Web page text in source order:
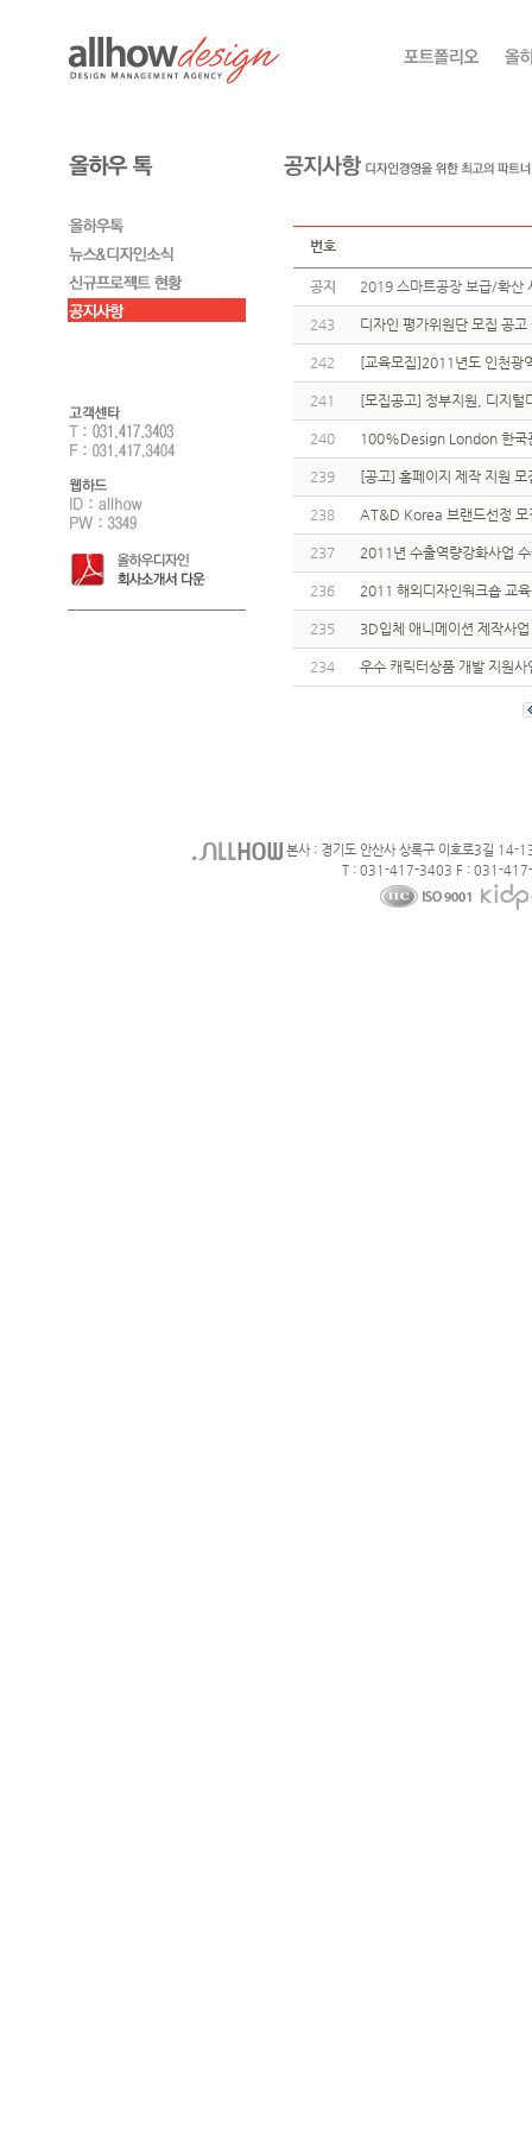
번호
공지 2019 스마트공장 보급/확
243 디자인 평가위원단 모집 공
242 [교육모집]2011년도 인천광
241 [모집공고] 정부지원, 디지
240 100%Design London 한국
239 [공고] 홈페이지 제작 지원
238 AT&D Korea 브랜드선정 모
237 2011년 수출역량강화사업
236 2011 해외디자인워크숍 교
235 3D입체 애니메이션 제작사
234 우수 캐릭터상품 개발 지원
본사 : 경기도 안산사 상록구 이호로3길 14-
T : 031-417-3403 F : 031-